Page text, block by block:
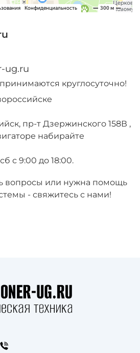
ug.ru
круглосуточно!
пр-т Дзержинского 158В ,
набирайте
с 9:00 до 18:00.
вопросы или нужна помощь
- свяжитесь с нами!